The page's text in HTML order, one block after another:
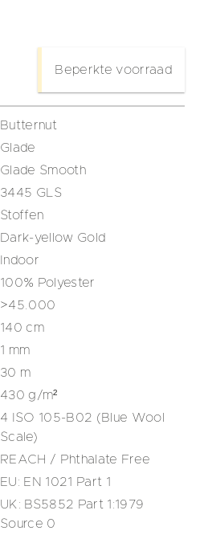
Beperkte voorraad
Butternut
Glade
Glade Smooth
3445 GLS
Stoffen
Dark-yellow Gold
Indoor
100% Polyester
>45.000
140cm
1 mm
30 m
430g/m²
4 ISO 105-B02 (Blue Wool
Scale)
REACH / Phthalate Free
EU: EN 1021 Part 1
UK: BS5852 Part 1:1979
Source 0